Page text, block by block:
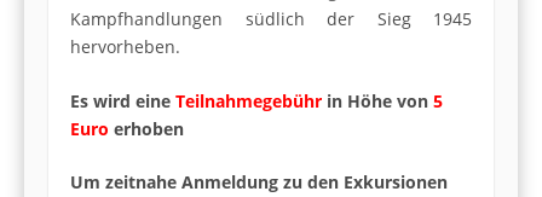
Kampfhandlungen südlich der Sieg 1945
hervorheben.
Es wird eine Teilnahmegebühr in Höhe von 5
Euro erhoben
Um zeitnahe Anmeldung zu den Exkursionen